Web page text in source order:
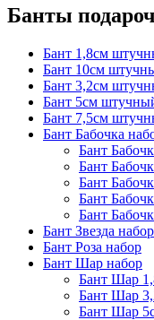
Банты
Бант 1,8см
Бант 10см
Бант 3,2см
Бант 5см
Бант 7,5см
Бант Бабочка
Бант
Бант
Бант
Бант
Бант
Бант Звезда набор
Бант Роза набор
Бант Шар набор
Бант Шар
Бант Шар
Бант Шар